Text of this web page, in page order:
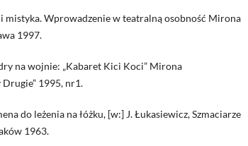
mistyka. Wprowadzenie w teatralną osobność Mirona
1997.
na wojnie: „Kabaret Kici Koci” Mirona
Drugie” 1995, nr1.
do leżenia na łóżku, [w:] J. Łukasiewicz, Szmaciarze
1963.